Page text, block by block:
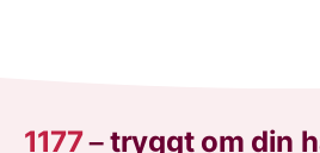
1177–tryggt om din